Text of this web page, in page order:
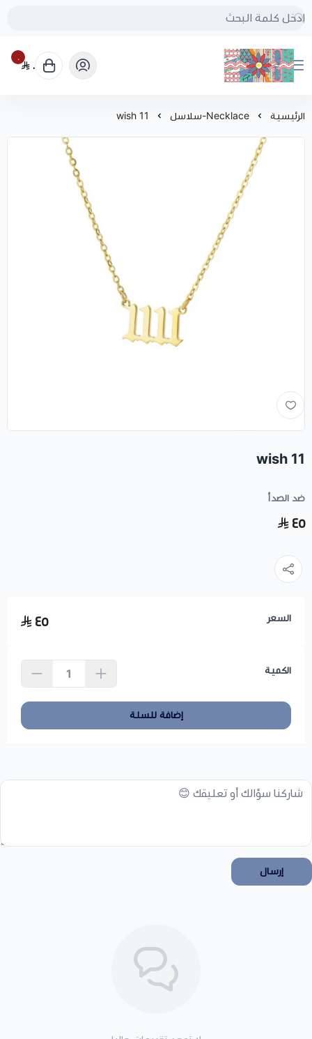
بُنجرة
٠
٠
الرئيسية Necklace-سلاسل 11 wish
11 wish
ضد الصدأ
٤٥
السعر ٤٥
الكمية
إضافة للسلة
إرسال